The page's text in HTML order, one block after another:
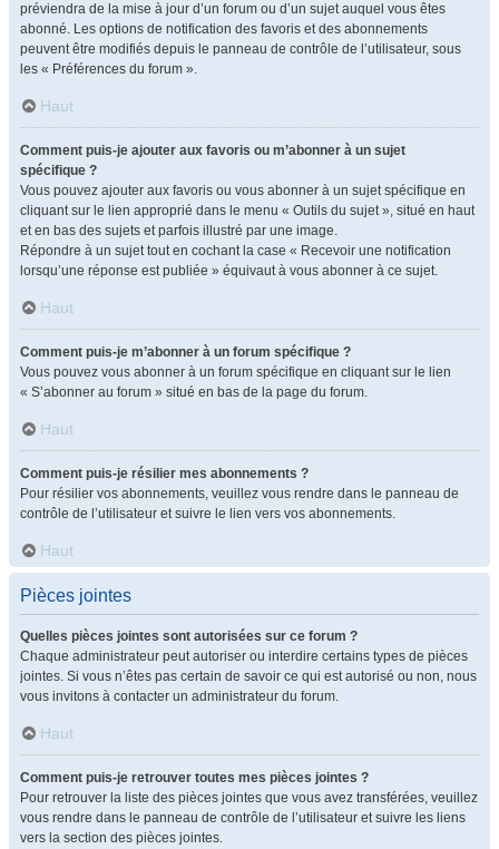
préviendra de la mise à jour d’un forum ou d’un sujet auquel vous êtes
abonné. Les options de notification des favoris et des abonnements
peuvent être modifiés depuis le panneau de contrôle de l’utilisateur, sous
les « Préférences du forum ».
Haut
Comment puis-je ajouter aux favoris ou m’abonner à un sujet
spécifique ?
Vous pouvez ajouter aux favoris ou vous abonner à un sujet spécifique en
cliquant sur le lien approprié dans le menu « Outils du sujet », situé en haut
et en bas des sujets et parfois illustré par une image.
Répondre à un sujet tout en cochant la case « Recevoir une notification
lorsqu’une réponse est publiée » équivaut à vous abonner à ce sujet.
Haut
Comment puis-je m’abonner à un forum spécifique ?
Vous pouvez vous abonner à un forum spécifique en cliquant sur le lien
« S’abonner au forum » situé en bas de la page du forum.
Haut
Comment puis-je résilier mes abonnements ?
Pour résilier vos abonnements, veuillez vous rendre dans le panneau de
contrôle de l’utilisateur et suivre le lien vers vos abonnements.
Haut
Pièces jointes
Quelles pièces jointes sont autorisées sur ce forum ?
Chaque administrateur peut autoriser ou interdire certains types de pièces
jointes. Si vous n’êtes pas certain de savoir ce qui est autorisé ou non, nous
vous invitons à contacter un administrateur du forum.
Haut
Comment puis-je retrouver toutes mes pièces jointes ?
Pour retrouver la liste des pièces jointes que vous avez transférées, veuillez
vous rendre dans le panneau de contrôle de l’utilisateur et suivre les liens
vers la section des pièces jointes.